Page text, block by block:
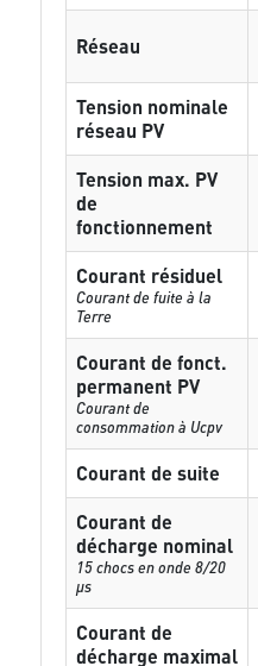
Réseau
Tension nominale
réseau PV
Tension max. PV
de
fonctionnement
Courant résiduel
Courant de fuite à la
Terre
Courant de fonct.
permanent PV
Courant de
consommation à Ucpv
Courant de suite
Courant de
décharge nominal
15 chocs en onde 8/20
µs
Courant de
décharge maximal